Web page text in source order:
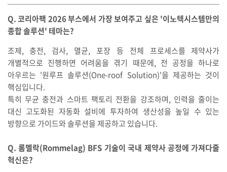
Q. 코리아팩 2026 부스에서 가장 보여주고 싶은 '이노텍시스템만의
종합 솔루션' 테마는?
조제, 충전, 검사, 멸균, 포장 등 전체 프로세스를 제약사가
개별적으로 진행하면 어려움을 겪기 때문에, 전 공정을 하나로
아우르는 '원루프 솔루션(One-roof Solution)'을 제공하는 것이
핵심입니다.
특히 무균 충전과 스마트 팩토리 전환을 강조하며, 인력을 줄이는
대신 고도화된 자동화 설비에 투자하여 생산성을 높일 수 있는
방향으로 가이드와 솔루션을 제공하고 있습니다.
Q. 롬멜락(Rommelag) BFS 기술이 국내 제약사 공정에 가져다줄
혁신은?